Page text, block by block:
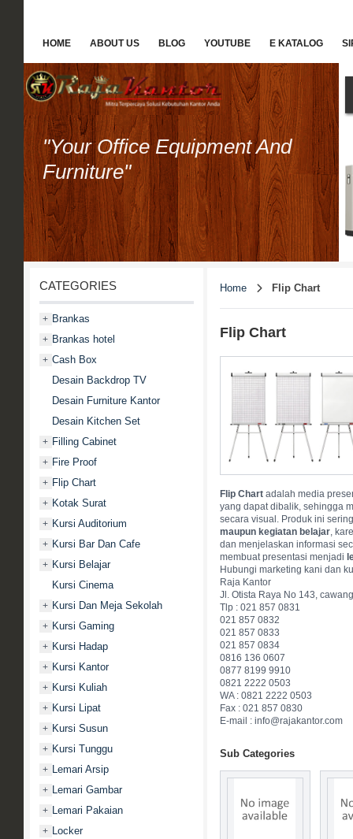
HOME ABOUT US BLOG YOUTUBE E KATALOG
"Your Office Equipment And
Furniture"
CATEGORIES
+ Brankas
+ Brankas hotel
+ Cash Box
Desain Backdrop TV
Desain Furniture Kantor
Desain Kitchen Set
+ Filling Cabinet
+ Fire Proof
+ Flip Chart
+ Kotak Surat
+ Kursi Auditorium
+ Kursi Bar Dan Cafe
+ Kursi Belajar
Kursi Cinema
+ Kursi Dan Meja Sekolah
+ Kursi Gaming
+ Kursi Hadap
+ Kursi Kantor
+ Kursi Kuliah
+ Kursi Lipat
+ Kursi Susun
+ Kursi Tunggu
+ Lemari Arsip
+ Lemari Gambar
+ Lemari Pakaian
+ Locker
Home Flip Chart
Flip Chart
Flip Chartadalah media
yang dapat dibalik, sehingga
secara visual. Produk ini
maupun kegiatan belajar,
dan menjelaskan informasi
membuat presentasi menjadi
Hubungi marketing kani dan
Raja Kantor
Jl. Otista Raya No 143,
Tlp : 021 857 0831
021 857 0832
021 857 0833
021 857 0834
0816 136 0607
0877 8199 9910
0821 2222 0503
WA : 0821 2222 0503
Fax : 021 857 0830
E-mail : info@rajakantor.com
Sub Categories